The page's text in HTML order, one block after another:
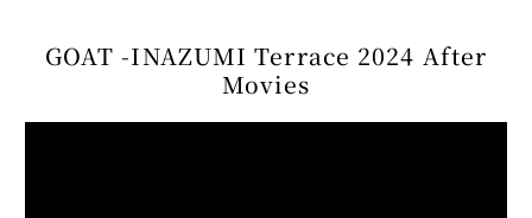
GOAT -INAZUMI Terrace 2024 After
Movies